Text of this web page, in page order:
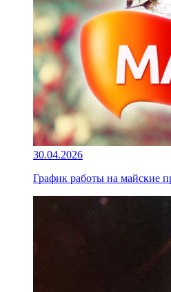
30.04.2026
График работы на майские